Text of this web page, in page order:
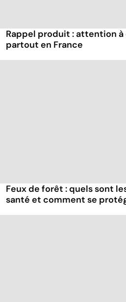
Rappel produit : attention
partout en France
Feux de forêt : quels sont
santé et comment se